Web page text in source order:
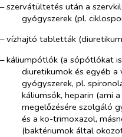
– szervátültetés után a
gyógyszerek (pl.
– vízhajtó tabletták
– káliumpótlók (a sópótlókat
diuretikumok és egyéb
gyógyszerek, pl.
káliumsók, heparin (ami
megelőzésére szolgáló
és a ko-trimoxazol,
(baktériumok által